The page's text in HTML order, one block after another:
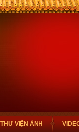
THƯ VIỆN ẢNH